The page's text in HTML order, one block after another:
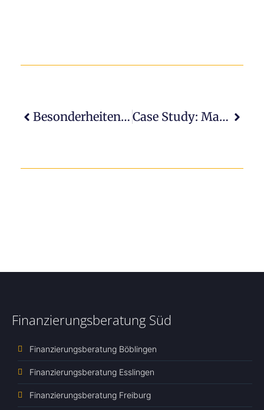
Besonderheiten Innovativer Gründungen Case Study: Maßgeschneiderte Finanzierung Für Kosmetik-Startup In Norddeutschland
Finanzierungsberatung Süd
Finanzierungsberatung Böblingen
Finanzierungsberatung Esslingen
Finanzierungsberatung Freiburg